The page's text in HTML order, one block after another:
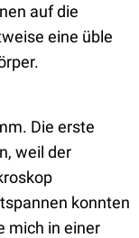
auf die
eine üble
Die erste
weil der
konnten
mich in einer